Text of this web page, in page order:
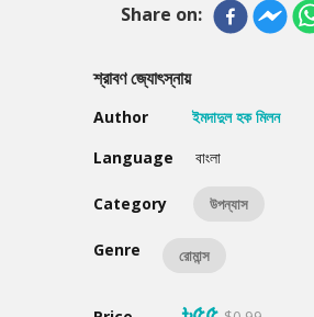
Share on:
শ্রাবণ জ্যোৎস্নায়
Author
ইমদাদুল হক মিলন
Language
বাংলা
Category উপন্যাস
Genre রোমান্স